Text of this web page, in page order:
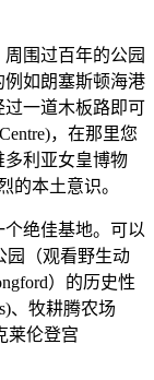
围过百年的公园
如朗塞斯顿海港
一道木板路即可
，在那里您
利亚女皇博物
的本土意识。
绝佳基地。可以
园（观看野生动
）的历史性
、牧耕腾农场
莱伦登宫